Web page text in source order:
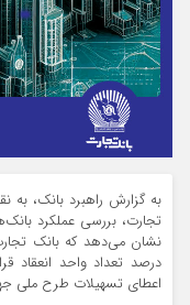
به گزارش راهبرد بانک، به
نشان می‌دهد که بانک
درصد تعداد واحد انعقاد
اعطای تسهیلات طرح ملی